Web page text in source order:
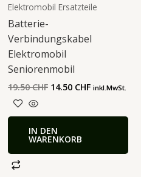
Elektromobil Ersatzteile
Batterie-
Verbindungskabel
Elektromobil
Seniorenmobil
19.50CHF 14.50 CHF inkl.MwSt.
IN DEN
WARENKORB